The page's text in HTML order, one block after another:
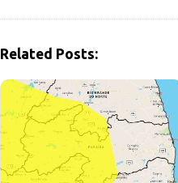
Related Posts: